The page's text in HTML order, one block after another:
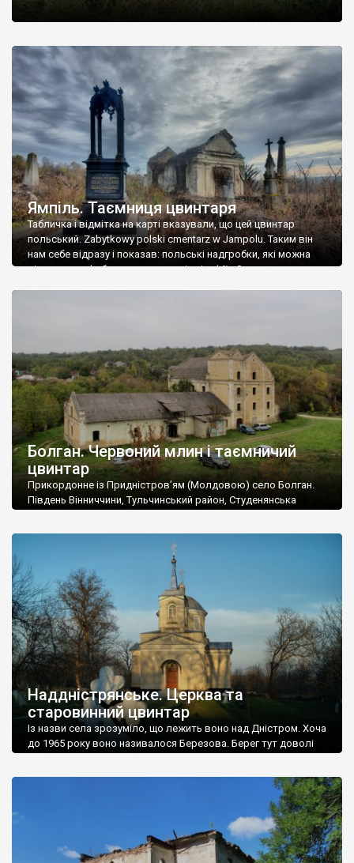
Ямпіль. Таємниця цвинтаря
Табличка і відмітка на карті вказували, що цей цвинтар
польський. Zabytkowy polski cmentarz w Jampolu. Таким він
нам себе відразу і показав: польські надгробки, які можна
віднести до фабричних, польські епітафії… Загалом цвинтар
Болган. Червоний млин і таємничий
цвинтар
Прикордонне із Придністров’ям (Молдовою) село Болган.
Південь Вінниччини, Тульчинський район, Студенянська
старовинний цвинтар із кам’яними хрестами. Всі епітафії, які
збереглися, написані кирилицею, церковнослов’янською
мовою. За всіма традиційними ознаками – цвинтар
український. Хрести датуються 19 століттям. У 1924-1940
роках Болган […]
Наддністрянське. Церква та
старовинний цвинтар
Із назви села зрозуміло, що лежить воно над Дністром. Хоча
до 1965 року воно називалося Березова. Берег тут доволі
Наддністрянське відрізняється від більшості навколишніх
сіл. У селі є мурована Михайлівська церква. Точної дати […]